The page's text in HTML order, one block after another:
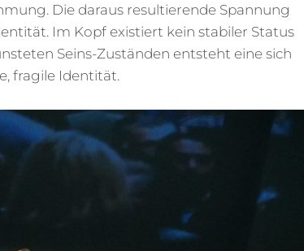
Die daraus resultierende Spannung
Im Kopf existiert kein stabiler Status
Seins-Zuständen entsteht eine sich
fragile Identität.